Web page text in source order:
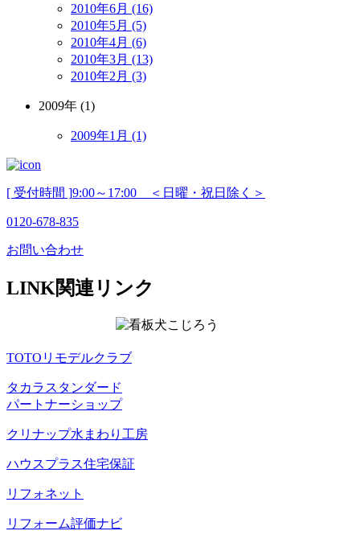
2010年6月 (16)
2010年5月 (5)
2010年4月 (6)
2010年3月 (13)
2010年2月 (3)
2009年 (1)
2009年1月 (1)
[ 受付時間 ]9:00～17:00 ＜日曜・祝日除く＞
0120-678-835
お問い合わせ
LINK関連リンク
TOTOリモデルクラブ
タカラスタンダード
パートナーショップ
クリナップ水まわり工房
ハウスプラス住宅保証
リフォネット
リフォーム評価ナビ